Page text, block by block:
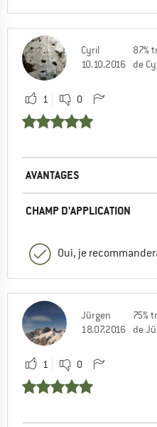
Cyril
10.10.2016
87%
de
1 0
AVANTAGES
CHAMP D'APPLICATION
Oui, je
Jürgen
18.07.2016
75%
de
1 0